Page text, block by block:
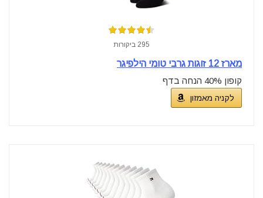
295 ביקורות
מארז 12 זוגות גרבי טומי הילפיגר
קופון 40% הנחה בדף
לקניה מאמזון